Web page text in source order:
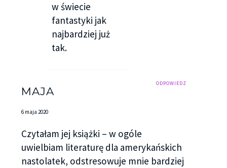
w świecie
fantastyki jak
najbardziej już
tak.
ODPOWIEDZ
MAJA
6 maja 2020
Czytałam jej książki – w ogóle
uwielbiam literaturę dla amerykańskich
nastolatek, odstresowuje mnie bardziej